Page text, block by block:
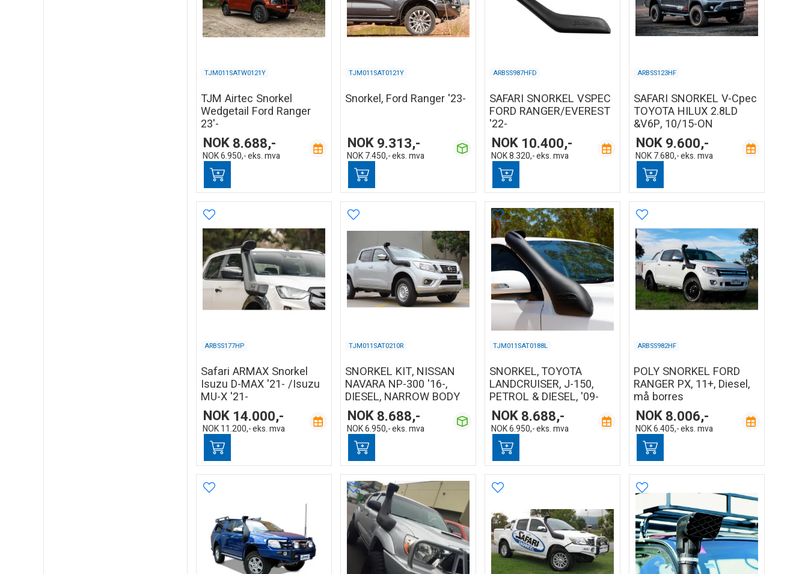
TJM011SATW0121Y
TJM Airtec Snorkel
Wedgetail Ford Ranger
23'-
NOK8.688,-
NOK6.950,-eks. mva
TJM011SAT0121Y
Snorkel, Ford Ranger '23-
NOK9.313,-
NOK 7.450,-eks. mva
ARBSS987HFD
SAFARI SNORKEL VSPEC
FORD RANGER/EVEREST
'22-
NOK 10.400,-
NOK8.320,-eks. mva
ARBSS123HF
SAFARI SNORKEL V-Cpec
TOYOTA HILUX 2.8LD
&V6P, 10/15-ON
NOK9.600,-
NOK 7.680,-eks. mva
ARBSS177HP
Safari ARMAX Snorkel
Isuzu D-MAX '21- /Isuzu
MU-X '21-
NOK 14.000,-
NOK 11.200,-eks. mva
TJM011SAT0210R
SNORKEL KIT, NISSAN
NAVARA NP-300 '16-,
DIESEL, NARROW BODY
NOK8.688,-
NOK6.950,-eks. mva
TJM011SAT0188L
SNORKEL, TOYOTA
LANDCRUISER, J-150,
PETROL & DIESEL, '09-
NOK8.688,-
NOK6.950,-eks. mva
ARBSS982HF
POLY SNORKEL FORD
RANGER PX, 11+, Diesel,
må borres
NOK8.006,-
NOK6.405,-eks. mva